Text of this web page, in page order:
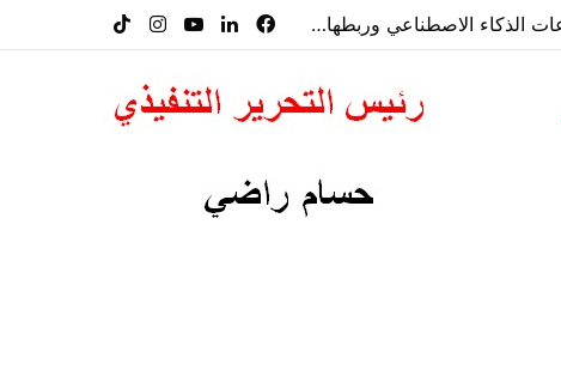
فيسبوكلينكدإن‫YouTube
انستقرام